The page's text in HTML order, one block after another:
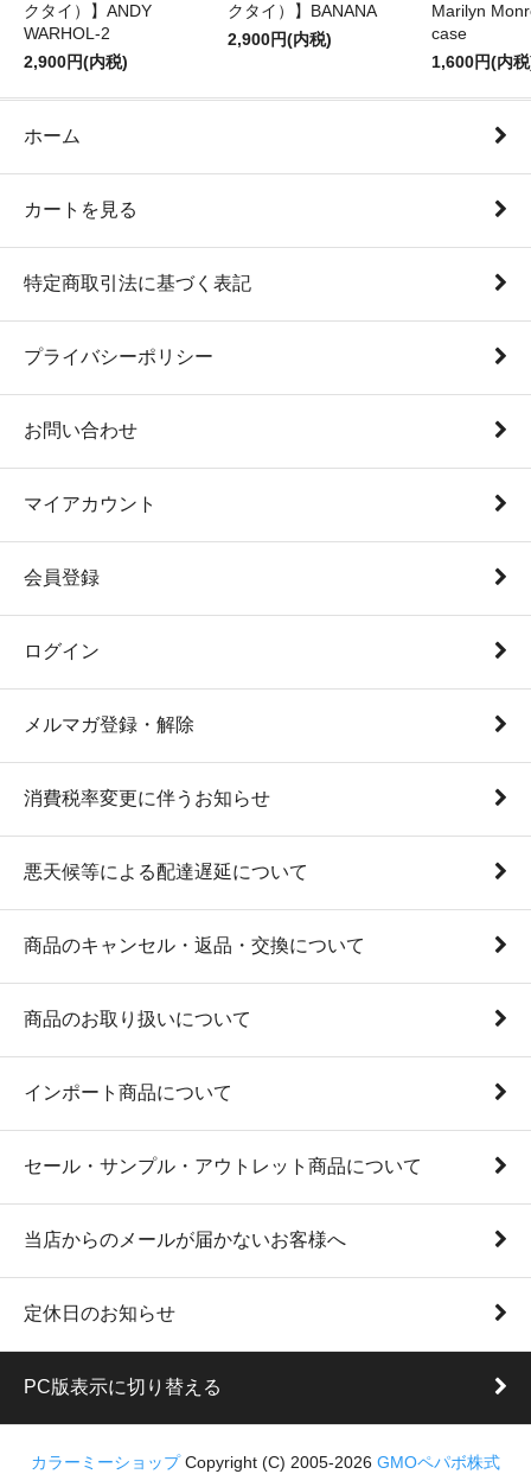
クタイ）】ANDY
WARHOL-2
2,900円(内税)
クタイ）】BANANA
2,900円(内税)
Marilyn
case
1,600円(内
ホーム
カートを見る
特定商取引法に基づく表記
プライバシーポリシー
お問い合わせ
マイアカウント
会員登録
ログイン
メルマガ登録・解除
消費税率変更に伴うお知らせ
悪天候等による配達遅延について
商品のキャンセル・返品・交換について
商品のお取り扱いについて
インポート商品について
セール・サンプル・アウトレット商品について
当店からのメールが届かないお客様へ
定休日のお知らせ
PC版表示に切り替える
カラーミーショップ Copyright (C) 2005-2026 GMOペパボ株式